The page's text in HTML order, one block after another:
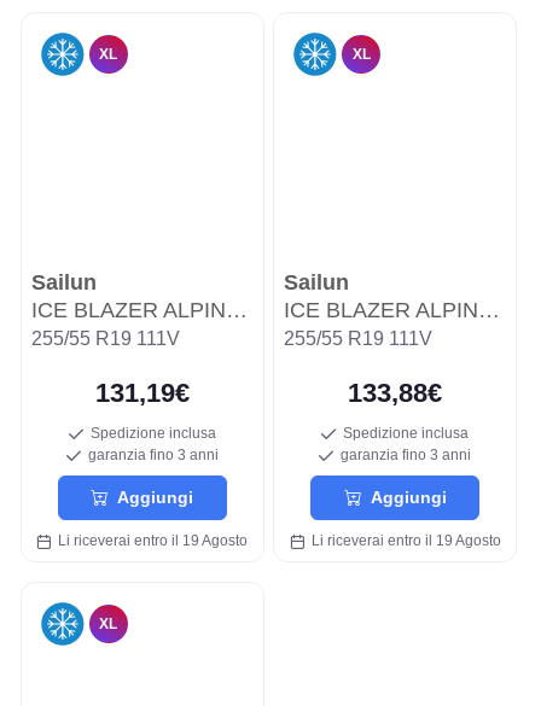
XL
Sailun
ICE BLAZER ALPINE EVO WSL3A
255/55 R19 111V
131,19€
Spedizione inclusa
garanzia fino 3 anni
Aggiungi
Li riceverai entro il 19 Agosto
XL
Sailun
ICE BLAZER ALPINE EVO WSL3A
255/55 R19 111V
133,88€
Spedizione inclusa
garanzia fino 3 anni
Aggiungi
Li riceverai entro il 19 Agosto
XL